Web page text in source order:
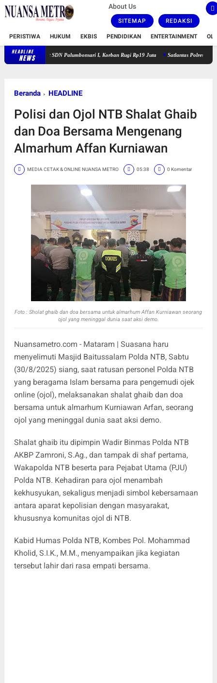
About Us
SITEMAP REDAKSI
PERISTIWA HUKUM EKBIS PENDIDIKAN ENTERTAINMENT
HEADLINE
NEWSSatreskrim Polresta Karawang Buru Pelaku Curanmor di Dekat SDN
Beranda HEADLINE
Polisi dan Ojol NTB Shalat Ghaib
dan Doa Bersama Mengenang
Almarhum Affan Kurniawan
MEDIA CETAK & ONLINE NUANSA METRO 05:38 0 Komentar
Foto : Sholat ghaib dan doa bersama untuk almarhum Affan Kurniawan seorang
ojol yang meninggal dunia saat aksi demo.
Nuansametro.com - Mataram | Suasana haru
menyelimuti Masjid Baitussalam Polda NTB, Sabtu
(30/8/2025) siang, saat ratusan personel Polda NTB
yang beragama Islam bersama para pengemudi ojek
online (ojol), melaksanakan shalat ghaib dan doa
bersama untuk almarhum Kurniawan Arfan, seorang
ojol yang meninggal dunia saat aksi demo.
Shalat ghaib itu dipimpin Wadir Binmas Polda NTB
AKBP Zamroni, S.Ag., dan tampak di shaf pertama,
Wakapolda NTB beserta para Pejabat Utama (PJU)
Polda NTB. Kehadiran para ojol menambah
kekhusyukan, sekaligus menjadi simbol kebersamaan
antara aparat kepolisian dengan masyarakat,
khususnya komunitas ojol di NTB.
Kabid Humas Polda NTB, Kombes Pol. Mohammad
Kholid, S.I.K., M.M., menyampaikan jika kegiatan
tersebut lahir dari rasa empati bersama.